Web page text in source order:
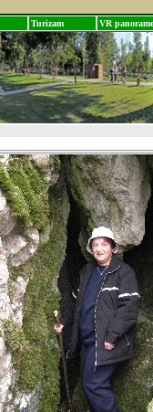
Turizam VR panorame